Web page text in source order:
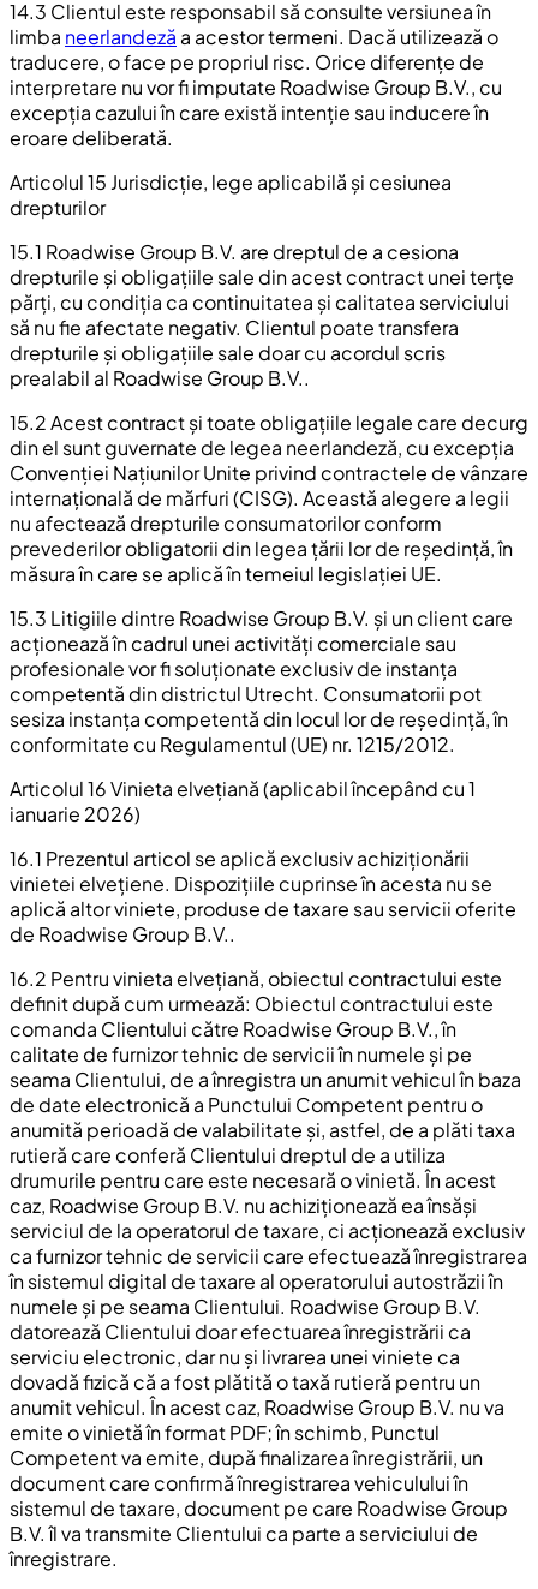
14.3 Clientul este responsabil să consulte versiunea în
limba neerlandeză a acestor termeni. Dacă utilizează o
traducere, o face pe propriul risc. Orice diferențe de
interpretare nu vor fi imputate Roadwise Group B.V., cu
excepția cazului în care există intenție sau inducere în
eroare deliberată.
Articolul 15 Jurisdicție, lege aplicabilă și cesiunea
drepturilor
15.1 Roadwise Group B.V. are dreptul de a cesiona
drepturile și obligațiile sale din acest contract unei terțe
părți, cu condiția ca continuitatea și calitatea serviciului
să nu fie afectate negativ. Clientul poate transfera
drepturile și obligațiile sale doar cu acordul scris
prealabil al Roadwise Group B.V..
15.2 Acest contract și toate obligațiile legale care decurg
din el sunt guvernate de legea neerlandeză, cu excepția
Convenției Națiunilor Unite privind contractele de vânzare
internațională de mărfuri (CISG). Această alegere a legii
nu afectează drepturile consumatorilor conform
prevederilor obligatorii din legea țării lor de reședință, în
măsura în care se aplică în temeiul legislației UE.
15.3 Litigiile dintre Roadwise Group B.V. și un client care
acționează în cadrul unei activități comerciale sau
profesionale vor fi soluționate exclusiv de instanța
competentă din districtul Utrecht. Consumatorii pot
sesiza instanța competentă din locul lor de reședință, în
conformitate cu Regulamentul (UE) nr. 1215/2012.
Articolul 16 Vinieta elvețiană (aplicabil începând cu 1
ianuarie 2026)
16.1 Prezentul articol se aplică exclusiv achiziționării
vinietei elvețiene. Dispozițiile cuprinse în acesta nu se
aplică altor viniete, produse de taxare sau servicii oferite
de Roadwise Group B.V..
16.2 Pentru vinieta elvețiană, obiectul contractului este
definit după cum urmează: Obiectul contractului este
comanda Clientului către Roadwise Group B.V., în
calitate de furnizor tehnic de servicii în numele și pe
seama Clientului, de a înregistra un anumit vehicul în baza
de date electronică a Punctului Competent pentru o
anumită perioadă de valabilitate și, astfel, de a plăti taxa
rutieră care conferă Clientului dreptul de a utiliza
drumurile pentru care este necesară o vinietă. În acest
caz, Roadwise Group B.V. nu achiziționează ea însăși
serviciul de la operatorul de taxare, ci acționează exclusiv
ca furnizor tehnic de servicii care efectuează înregistrarea
în sistemul digital de taxare al operatorului autostrăzii în
numele și pe seama Clientului. Roadwise Group B.V.
datorează Clientului doar efectuarea înregistrării ca
serviciu electronic, dar nu și livrarea unei viniete ca
dovadă fizică că a fost plătită o taxă rutieră pentru un
anumit vehicul. În acest caz, Roadwise Group B.V. nu va
emite o vinietă în format PDF; în schimb, Punctul
Competent va emite, după finalizarea înregistrării, un
document care confirmă înregistrarea vehiculului în
sistemul de taxare, document pe care Roadwise Group
B.V. îl va transmite Clientului ca parte a serviciului de
înregistrare.